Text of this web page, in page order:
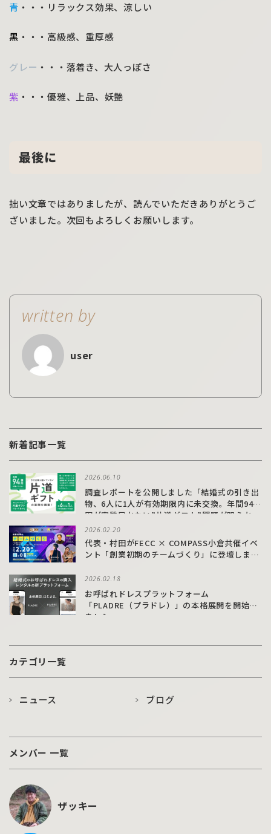
青 ・・・リラックス効果、涼しい
黒 ・・・高級感、重厚感
グレー ・・・落着き、大人っぽさ
紫 ・・・優雅、上品、妖艶
最後に
拙い文章ではありましたが、読んでいただきありがとうご
ざいました。次回もよろしくお願いします。
written by
user
新着記事一覧
2026.06.10
調査レポートを公開しました「結婚式の引き出
物、6人に1人が有効期限内に未交換。年間94億
円が実質届かない”片道ギフト”問題が明らか
に」
2026.02.20
代表・村田がFECC × COMPASS小倉共催イベ
ント「創業初期のチームづくり」に登壇しまし
2026.02.18
お呼ばれドレスプラットフォーム
「PLADRE（プラドレ）」の本格展開を開始し
ました
カテゴリ一覧
ニュース ブログ
メンバー 一覧
ザッキー